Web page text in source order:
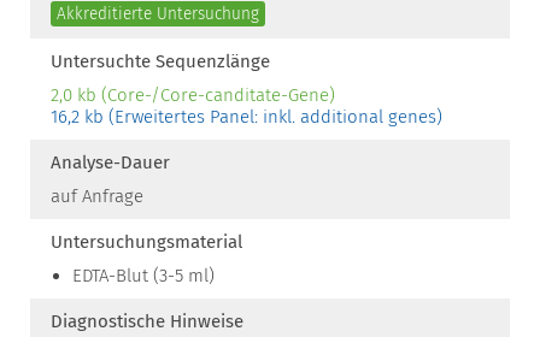
Akkreditierte Untersuchung
Untersuchte Sequenzlänge
2,0 kb (Core-/Core-canditate-Gene)
16,2 kb (Erweitertes Panel: inkl. additional genes)
Analyse-Dauer
auf Anfrage
Untersuchungsmaterial
EDTA-Blut (3-5 ml)
Diagnostische Hinweise